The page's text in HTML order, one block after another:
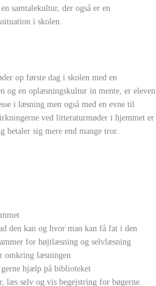
samtalekultur, der også er en
i skolen.
op første dag i skolen med en
og en oplæsningskultur in mente, er eleven
i læsning men også med en evne til
ved litteraturmøder i hjemmet er
betaler sig mere end mange tror.
den kan og hvor man kan få fat i den
for højtlæsning og selvlæsning
omkring læsningen
hjælp på biblioteket
selv og vis begejstring for bøgerne